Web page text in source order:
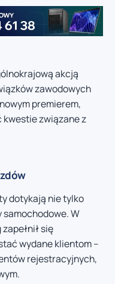
akcją
zawodowych
premierem,
kwestie związane z
dotykają nie tylko
samochodowe. W
się
wydane klientom –
rejestracyjnych,